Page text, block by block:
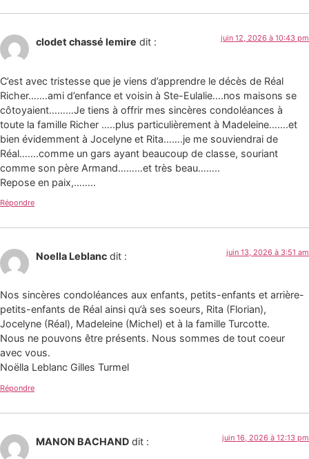
clodet chassé lemire dit : juin 12, 2026 à 10:43 pm
C’est avec tristesse que je viens d’apprendre le décès de Réal
Richer…….ami d’enfance et voisin à Ste-Eulalie….nos maisons se
côtoyaient………Je tiens à offrir mes sincères condoléances à
toute la famille Richer …..plus particulièrement à Madeleine…….et
bien évidemment à Jocelyne et Rita…….je me souviendrai de
Réal…….comme un gars ayant beaucoup de classe, souriant
comme son père Armand………et très beau……..
Repose en paix,……..
Répondre
Noella Leblanc dit : juin 13, 2026 à 3:51 am
Nos sincères condoléances aux enfants, petits-enfants et arrière-
petits-enfants de Réal ainsi qu’à ses soeurs, Rita (Florian),
Jocelyne (Réal), Madeleine (Michel) et à la famille Turcotte.
Nous ne pouvons être présents. Nous sommes de tout coeur
avec vous.
Noëlla Leblanc Gilles Turmel
Répondre
MANON BACHAND dit : juin 16, 2026 à 12:13 pm